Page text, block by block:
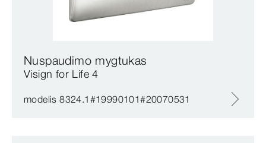
Nuspaudimo mygtukas
Visign for Life 4
modelis 8324.1#19990101#20070531